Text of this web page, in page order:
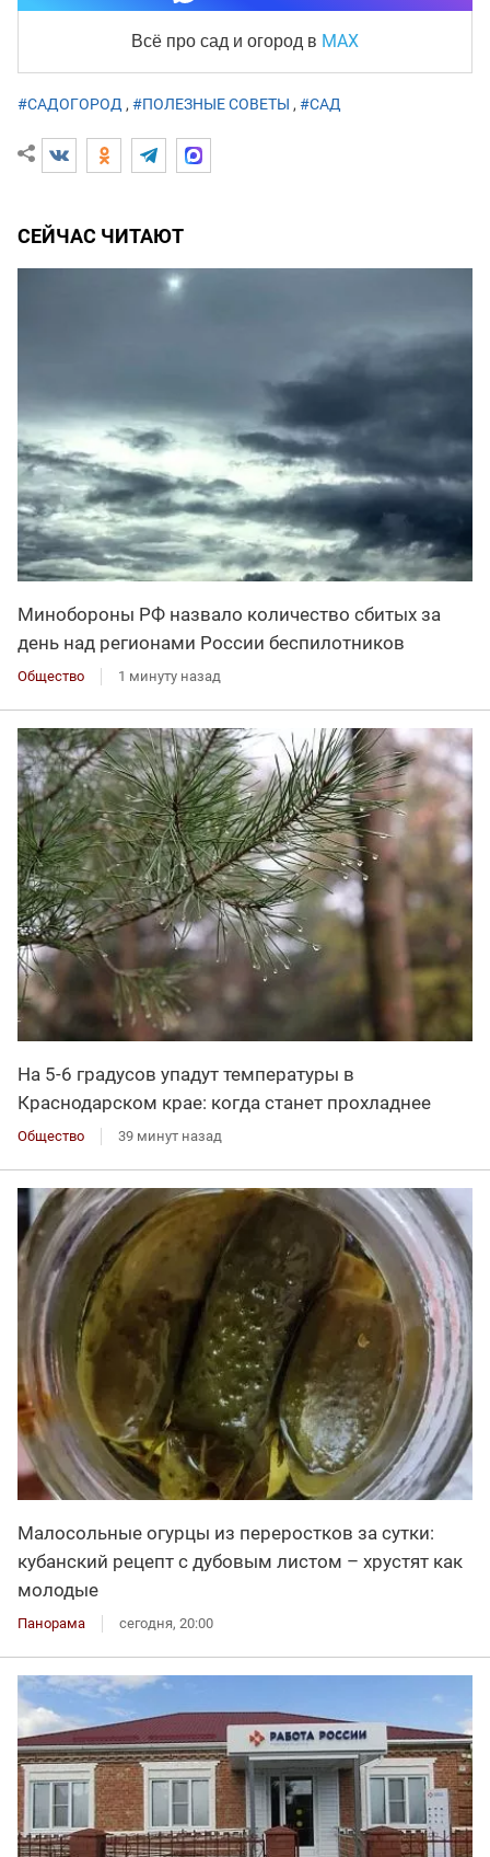
Всё про сад и огород в MAX
#САДОГОРОД , #ПОЛЕЗНЫЕ СОВЕТЫ , #САД
СЕЙЧАС ЧИТАЮТ
Минобороны РФ назвало количество сбитых за
день над регионами России беспилотников
Общество 1 минуту назад
На 5-6 градусов упадут температуры в
Краснодарском крае: когда станет прохладнее
Общество 39 минут назад
Малосольные огурцы из переростков за сутки:
кубанский рецепт с дубовым листом – хрустят как
молодые
Панорама сегодня, 20:00